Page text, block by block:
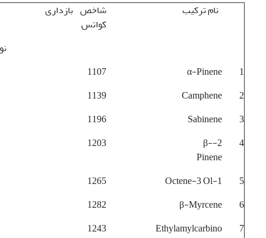
نام ترکیب
شاخص بازداری
کواتس
نوشهر
1
α-Pinene
1107
2
Camphene
1139
3
Sabinene
1196
4
2-β-
Pinene
1203
5
1-Octene-3 Ol
1265
6
β-Myrcene
1282
7
Ethylamylcarbino
1243